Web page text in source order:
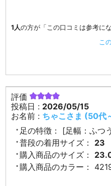
1人の方が「この口コミは参考に
こ
評価
投稿日 : 2026/05/15
お名前 : ちゃこさま (50代
足の特徴：
[足幅：ふつ
普段の着用サイズ：
23
購入商品のサイズ：
購入商品のカラー：